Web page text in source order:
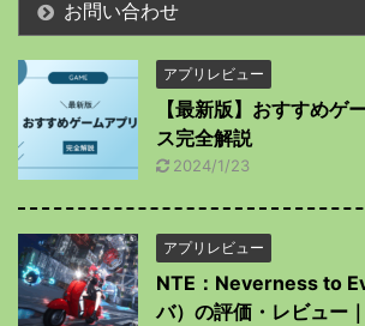
お問い合わせ
アプリレビュー
【最新版】おすすめゲ
ス完全解説
2024/1/23
アプリレビュー
NTE：Neverness to
バ）の評価・レビュー